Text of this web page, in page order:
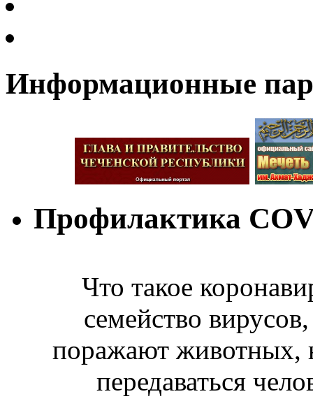
Информационные
Профилактика
Что такое
семейство
поражают животных,
передаваться